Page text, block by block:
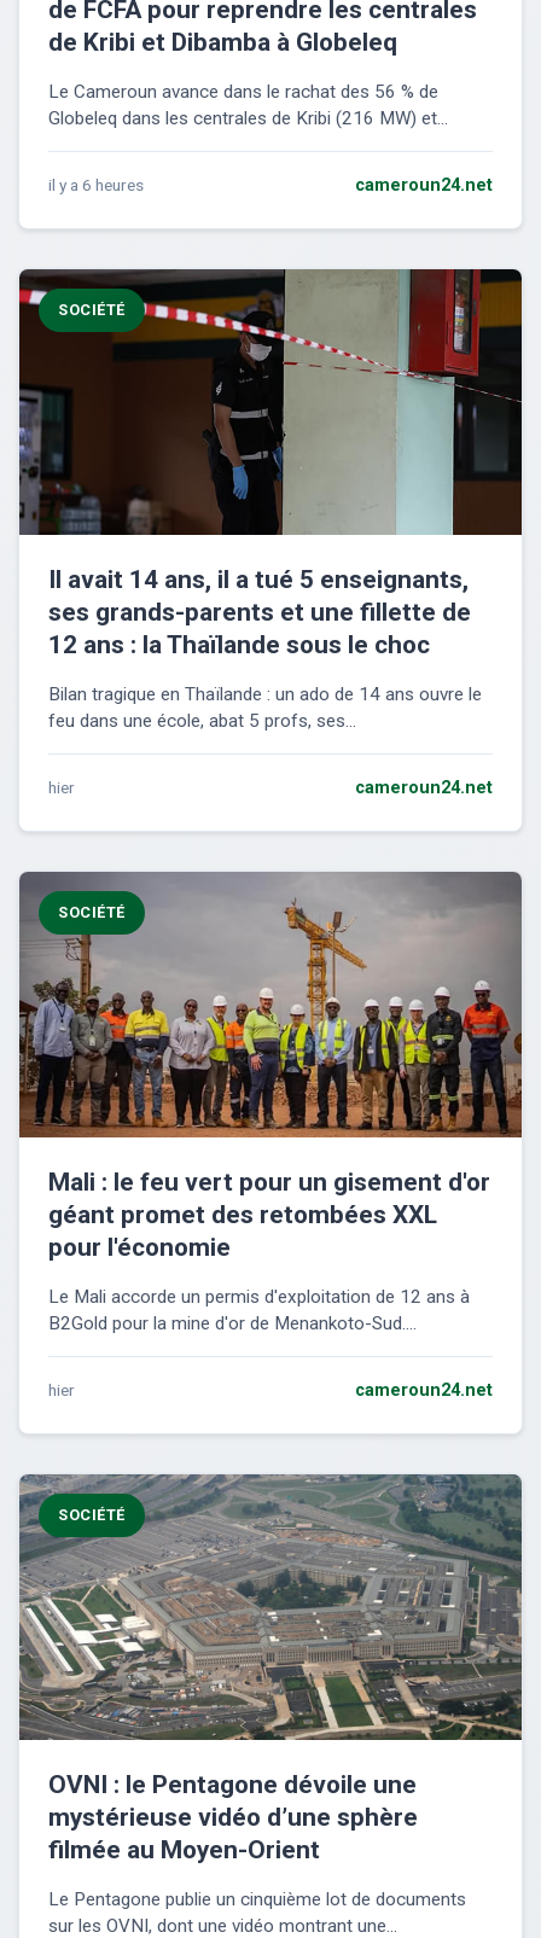
de FCFA pour reprendre les centrales
de Kribi et Dibamba à Globeleq
Le Cameroun avance dans le rachat des 56 % de
Globeleq dans les centrales de Kribi (216 MW) et...
il y a 6 heures cameroun24.net
SOCIÉTÉ
Il avait 14 ans, il a tué 5 enseignants,
ses grands-parents et une fillette de
12 ans : la Thaïlande sous le choc
Bilan tragique en Thaïlande : un ado de 14 ans ouvre le
feu dans une école, abat 5 profs, ses...
hier cameroun24.net
SOCIÉTÉ
Mali : le feu vert pour un gisement d'or
géant promet des retombées XXL
pour l'économie
Le Mali accorde un permis d'exploitation de 12 ans à
B2Gold pour la mine d'or de Menankoto-Sud....
hier cameroun24.net
SOCIÉTÉ
OVNI : le Pentagone dévoile une
mystérieuse vidéo d’une sphère
filmée au Moyen-Orient
Le Pentagone publie un cinquième lot de documents
sur les OVNI, dont une vidéo montrant une...